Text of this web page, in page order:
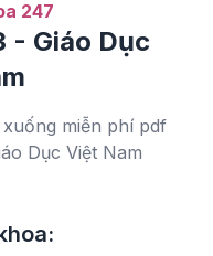
247
- Giáo Dục
miễn phí pdf
Dục Việt Nam